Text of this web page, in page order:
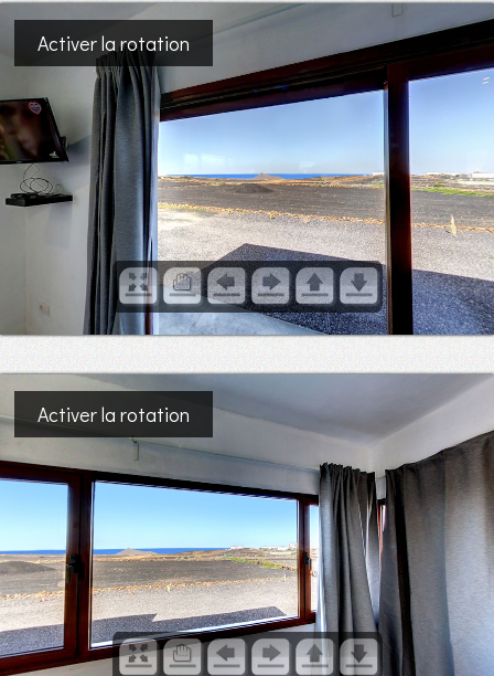
Activer la rotation
Activer la rotation